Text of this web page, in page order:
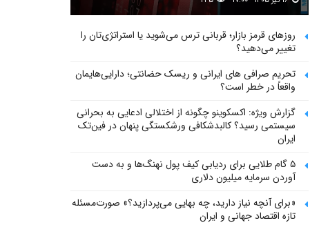
روزهای قرمز بازار؛ قربانی ترس می‌شوید یا استراتژی‌تان را
تغییر می‌دهید؟
تحریم صرافی های ایرانی و ریسک حضانتی؛ دارایی‌هایمان
واقعاً در خطر است؟
گزارش ویژه: اکسکوینو چگونه از اختلالی ادعایی به بحرانی
سیستمی رسید؟ کالبدشکافی ورشکستگی پنهان در فین‌تک
ایران
۵ گام طلایی برای ردیابی کیف پول‌ نهنگ‌ها و به دست
آوردن سرمایه میلیون دلاری
«برای آنچه نیاز دارید، چه بهایی می‌پردازید؟» صورت‌مسئله
تازه اقتصاد جهانی و ایران